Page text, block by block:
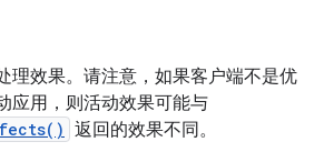
理效果。请注意，如果客户端不是优
应用，则活动效果可能与
返回的效果不同。